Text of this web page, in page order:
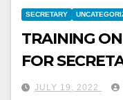
SECRETARY
TRAINING
FOR
JULY 19, 2022